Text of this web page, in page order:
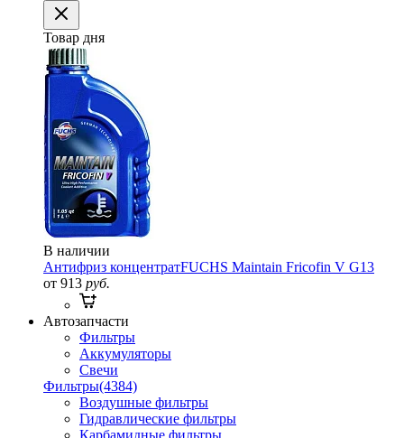
Товар дня
В наличии
Антифриз концентратFUCHS Maintain Fricofin V G13
от 913 руб.
Автозапчасти
Фильтры
Аккумуляторы
Свечи
Фильтры(4384)
Воздушные фильтры
Гидравлические фильтры
Карбамидные фильтры